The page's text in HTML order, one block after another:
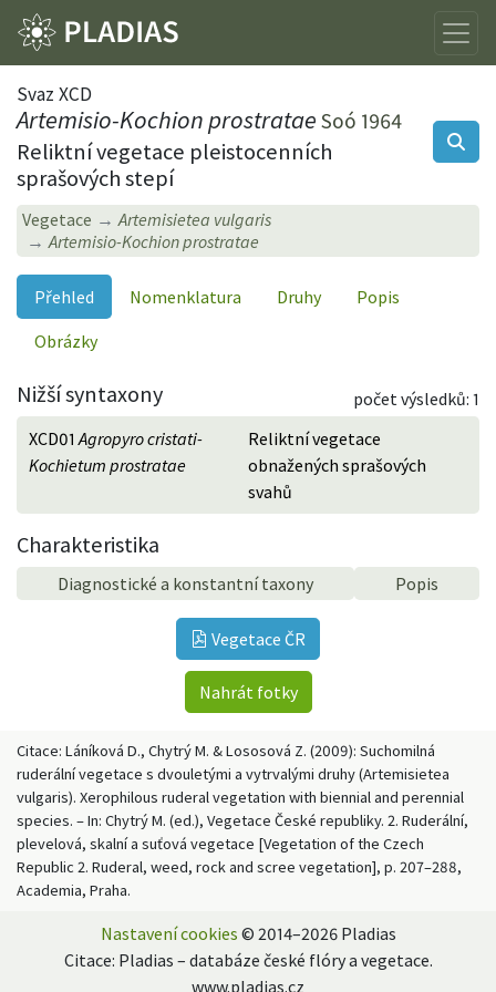
Svaz XCD
Artemisio-Kochion prostratae Soó 1964
Reliktní vegetace pleistocenních
sprašových stepí
Vegetace
Artemisietea vulgaris
Artemisio-Kochion prostratae
Přehled Nomenklatura Druhy
Popis
Obrázky
Nižší syntaxony
počet výsledků: 1
XCD01Agropyro cristati-
Kochietum prostratae
Reliktní vegetace
obnažených sprašových
svahů
Charakteristika
Diagnostické a konstantní taxony Popis
Vegetace ČR
Nahrát fotky
Citace: Láníková D., Chytrý M. & Lososová Z. (2009): Suchomilná
ruderální vegetace s dvouletými a vytrvalými druhy (Artemisietea
vulgaris). Xerophilous ruderal vegetation with biennial and perennial
species. – In: Chytrý M. (ed.), Vegetace České republiky. 2. Ruderální,
plevelová, skalní a suťová vegetace [Vegetation of the Czech
Republic 2. Ruderal, weed, rock and scree vegetation], p. 207–288,
Academia, Praha.
Nastavení cookies © 2014–2026 Pladias
Citace: Pladias – databáze české flóry a vegetace.
www.pladias.cz